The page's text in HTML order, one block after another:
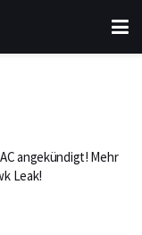
angekündigt! Mehr
Leak!